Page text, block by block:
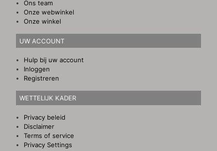
Ons team
Onze webwinkel
Onze winkel
UW ACCOUNT
Hulp bij uw account
Inloggen
Registreren
WETTELIJK KADER
Privacy beleid
Disclaimer
Terms of service
Privacy Settings